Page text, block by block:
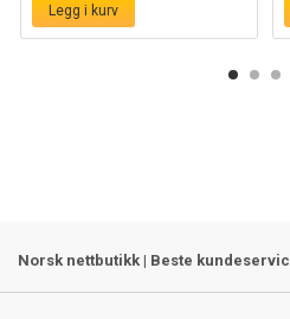
Legg i kurv
Norsk nettbutikk | Beste